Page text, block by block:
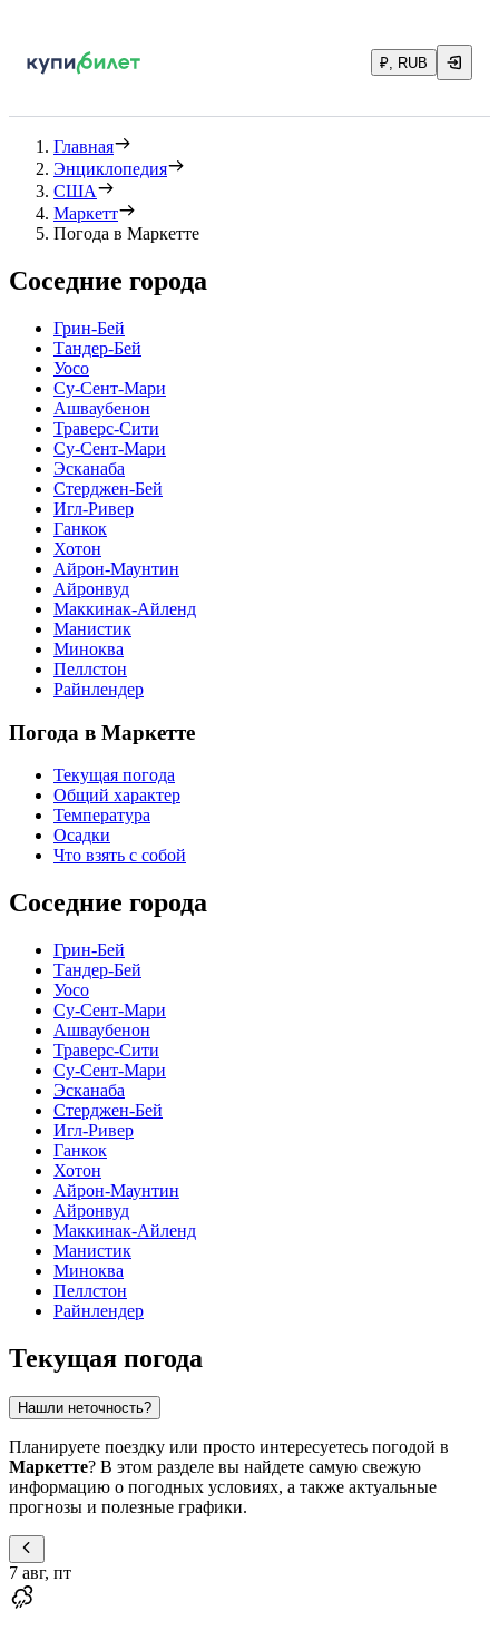
₽, RUB
Главная
Энциклопедия
США
Маркетт
Погода в Маркетте
Соседние города
Грин-Бей
Тандер-Бей
Уосо
Су-Сент-Мари
Ашваубенон
Траверс-Сити
Су-Сент-Мари
Эсканаба
Стерджен-Бей
Игл-Ривер
Ганкок
Хотон
Айрон-Маунтин
Айронвуд
Маккинак-Айленд
Манистик
Миноква
Пеллстон
Райнлендер
Погода в Маркетте
Текущая погода
Общий характер
Температура
Осадки
Что взять с собой
Соседние города
Грин-Бей
Тандер-Бей
Уосо
Су-Сент-Мари
Ашваубенон
Траверс-Сити
Су-Сент-Мари
Эсканаба
Стерджен-Бей
Игл-Ривер
Ганкок
Хотон
Айрон-Маунтин
Айронвуд
Маккинак-Айленд
Манистик
Миноква
Пеллстон
Райнлендер
Текущая погода
Нашли неточность?
Планируете поездку или просто интересуетесь погодой в
Маркетте? В этом разделе вы найдете самую свежую
информацию о погодных условиях, а также актуальные
прогнозы и полезные графики.
7 авг, пт